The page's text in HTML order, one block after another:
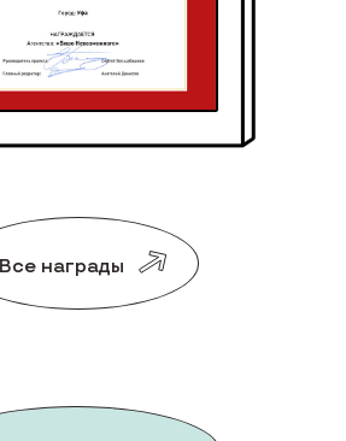
Все награды